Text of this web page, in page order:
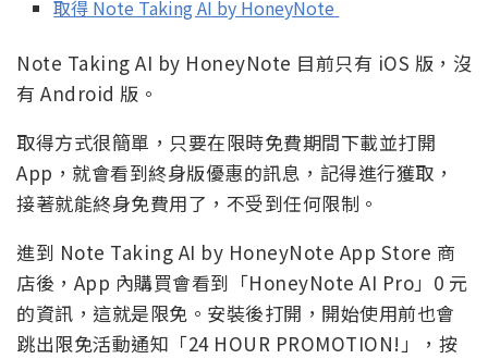
取得 Note Taking AI by HoneyNote
Note Taking AI by HoneyNote 目前只有 iOS 版，沒
有 Android 版。
取得方式很簡單，只要在限時免費期間下載並打開
App，就會看到終身版優惠的訊息，記得進行獲取，
接著就能終身免費用了，不受到任何限制。
進到 Note Taking AI by HoneyNote App Store 商
店後，App 內購買會看到「HoneyNote AI Pro」0 元
的資訊，這就是限免。安裝後打開，開始使用前也會
跳出限免活動通知「24 HOUR PROMOTION!」，按